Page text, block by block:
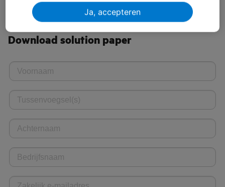
onze aanpak en modulaire dienstverlening
Download solution paper
Ja, accepteren